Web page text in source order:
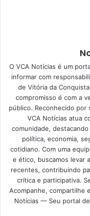
O VCA Notícias é um
informar com
de Vitória da
compromisso é com a
público. Reconhecido por
VCA Notícias atua
comunidade,
política, economia,
cotidiano. Com uma
e ético, buscamos levar
recentes, contribuindo
crítica e participativa.
Acompanhe, compartilhe
Notícias — Seu portal